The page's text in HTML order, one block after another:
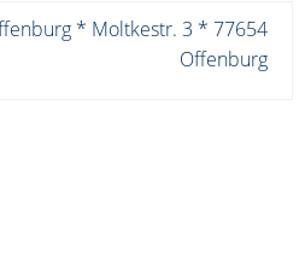
* Moltkestr. 3 * 77654
Offenburg